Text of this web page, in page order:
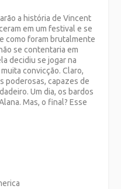
a história de Vincent
em um festival e se
como foram brutalmente
se contentaria em
decidiu se jogar na
convicção. Claro,
poderosas, capazes de
Um dia, os bardos
Mas, o final? Esse